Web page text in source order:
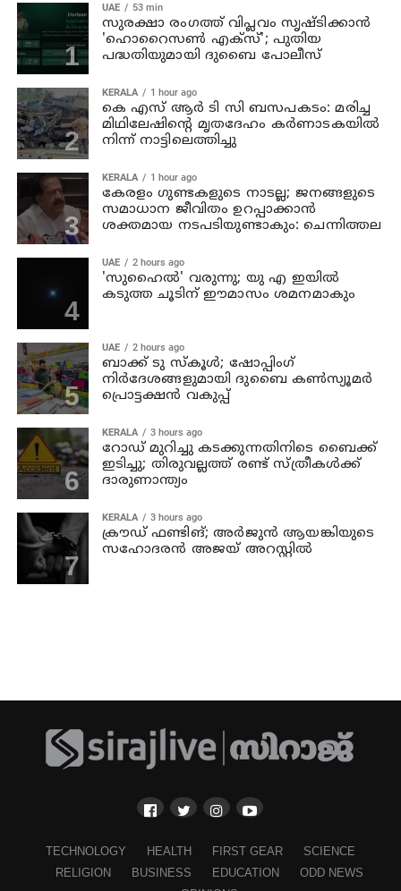
UAE 53 min
സുരക്ഷാ രംഗത്ത് വിപ്ലവം സൃഷ്ടിക്കാന്‍
'ഹൊറൈസണ്‍ എക്‌സ്'; പുതിയ
പദ്ധതിയുമായി ദുബൈ പോലീസ്
KERALA 1 hour ago
കെ എസ് ആര്‍ ടി സി ബസപകടം: മരിച്ച
മിഥിലേഷിന്റെ മൃതദേഹം കര്‍ണാടകയില്‍
നിന്ന് നാട്ടിലെത്തിച്ചു
KERALA 1 hour ago
കേരളം ഗുണ്ടകളുടെ നാടല്ല; ജനങ്ങളുടെ
സമാധാന ജീവിതം ഉറപ്പാക്കാന്‍
ശക്തമായ നടപടിയുണ്ടാകും: ചെന്നിത്തല
UAE 2 hours ago
'സുഹൈല്‍' വരുന്നു; യു എ ഇയില്‍
കടുത്ത ചൂടിന് ഈമാസം ശമനമാകും
UAE 2 hours ago
ബാക്ക് ടു സ്‌കൂള്‍; ഷോപ്പിംഗ്
നിര്‍ദേശങ്ങളുമായി ദുബൈ കണ്‍സ്യൂമര്‍
പ്രൊട്ടക്ഷന്‍ വകുപ്പ്
KERALA 3 hours ago
റോഡ് മുറിച്ചു കടക്കുന്നതിനിടെ ബൈക്ക്
ഇടിച്ചു; തിരുവല്ലത്ത് രണ്ട് സ്ത്രീകള്‍ക്ക്
ദാരുണാന്ത്യം
KERALA 3 hours ago
ക്രൗഡ് ഫണ്ടിങ്; അര്‍ജുന്‍ ആയങ്കിയുടെ
സഹോദരന്‍ അജയ് അറസ്റ്റില്‍
TECHNOLOGY HEALTH FIRST GEAR
SCIENCE
RELIGION
BUSINESS EDUCATION
ODD NEWS